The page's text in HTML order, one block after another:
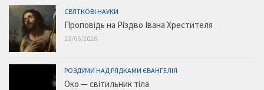
СВЯТКОВІ НАУКИ
Проповідь на Різдво Івана Хрестителя
23/06/2026
РОЗДУМИ НАД РЯДКАМИ ЄВАНГЕЛІЯ
Око — світильник тіла